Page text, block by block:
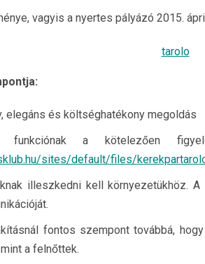
vagyis a nyertes pályázó 2015.
elegáns és költséghatékony megoldás
a kötelezően
sites/default/files/
illeszkedni kell környezetükhöz.
fontos szempont továbbá,
a felnőttek.